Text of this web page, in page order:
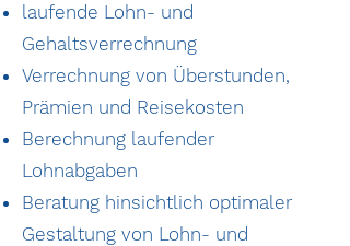
laufende Lohn- und
Gehaltsverrechnung
Verrechnung von Überstunden,
Prämien und Reisekosten
Berechnung laufender
Lohnabgaben
Beratung hinsichtlich optimaler
Gestaltung von Lohn- und